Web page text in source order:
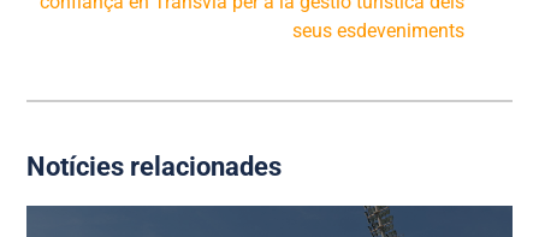
seus esdeveniments
Notícies relacionades